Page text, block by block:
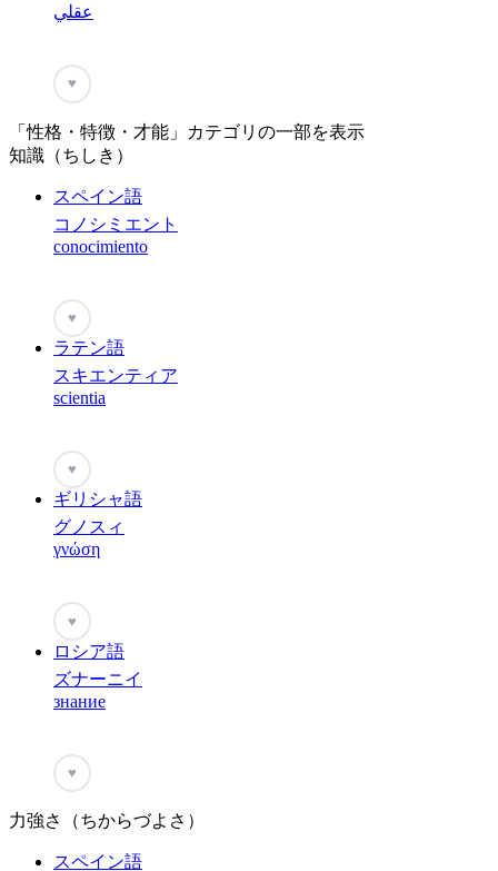
عقلي
♥
「性格・特徴・才能」カテゴリの一部を表示
知識（ちしき）
スペイン語
コノシミエント
conocimiento
♥
ラテン語
スキエンティア
scientia
♥
ギリシャ語
グノスィ
γνώση
♥
ロシア語
ズナーニイ
знание
♥
力強さ（ちからづよさ）
スペイン語